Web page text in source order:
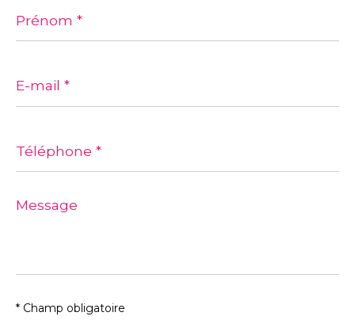
*
mail
*
*
Message
*
* Champ obligatoire